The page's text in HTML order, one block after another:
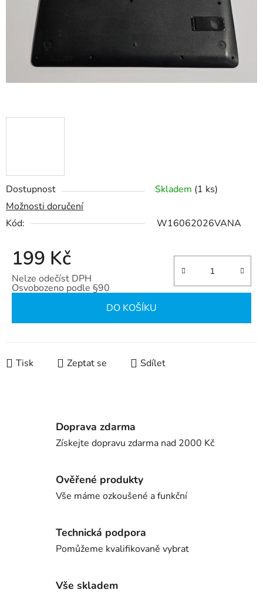
Dostupnost Skladem (1 ks)
Možnosti doručení
Kód:
W16062026VANA
199 Kč
Nelze odečíst DPH
Osvobozeno podle §90
DO KOŠÍKU
Tisk Zeptat se Sdílet
hvězdiček.
Doprava zdarma
Získejte dopravu zdarma nad 2000 Kč
Ověřené produkty
Vše máme ozkoušené a funkční
Technická podpora
Pomůžeme kvalifikovaně vybrat
Vše skladem